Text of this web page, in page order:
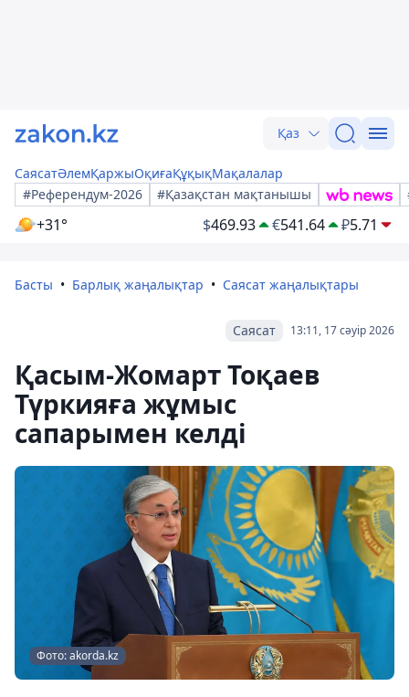
Қаз
СаясатӘлемҚаржыОқиғаҚұқықМақалалар
#Референдум-2026
#Қазақстан мақтанышы
+31° $469.93 €541.64 ₽5.71
Басты Барлық жаңалықтар Саясат жаңалықтары
13:11, 17 сәуір 2026
Саясат
Қасым-Жомарт Тоқаев
Түркияға жұмыс
сапарымен келді
Фото: akorda.kz